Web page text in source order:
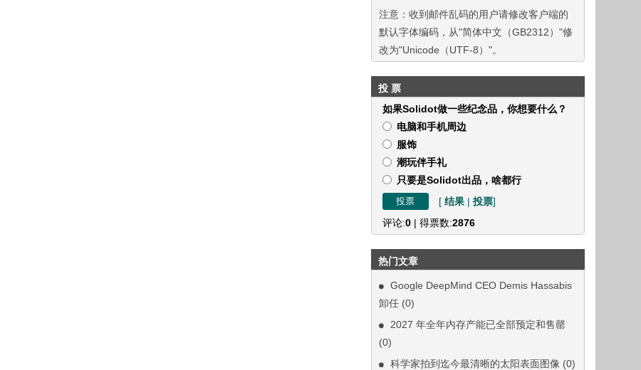
注意：收到邮件乱码的用户请修改客户端的
默认字体编码，从"简体中文（GB2312）"修
改为"Unicode（UTF-8）"。
投 票
如果Solidot做一些纪念品，你想要什么？
电脑和手机周边
服饰
潮玩伴手礼
只要是Solidot出品，啥都行
[ 结果| 投票]
评论:0| 得票数:2876
热门文章
Google DeepMind CEO Demis Hassabis
卸任 (0)
2027 年全年内存产能已全部预定和售罄
(0)
科学家拍到迄今最清晰的太阳表面图像 (0)